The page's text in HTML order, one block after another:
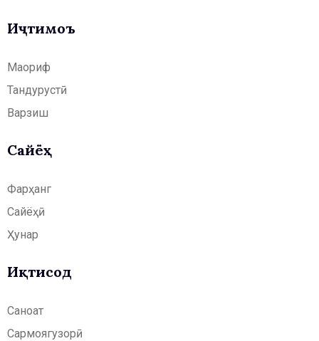
Иҷтимоъ
Маориф
Тандурустӣ
Варзиш
Сайёҳӣ
Фарҳанг
Сайёҳӣ
Ҳунар
Иқтисод
Саноат
Сармоягузорӣ